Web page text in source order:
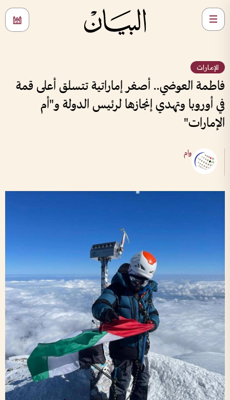
الإمارات
فاطمة العوضي.. أصغر إماراتية تتسلق أعلى قمة
في أوروبا وتهدي إنجازها لرئيس الدولة و"أم
الإمارات"
وام